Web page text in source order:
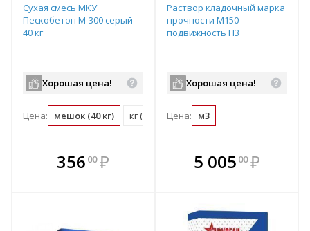
Сухая смесь МКУ
Пескобетон М-300 серый
40 кг
Хорошая цена!
Цена: мешок (40 кг) кг (0.03 мешок)
356 00 ₽
В комплекте
всегда выгоднее!
Раствор кладочный марка
прочности М150
подвижность П3
Хорошая цена!
Цена: м3
В комплекте
всегда выгоднее!
5 005 00 ₽